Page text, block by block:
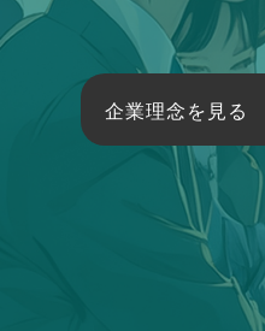
企業理念を見る